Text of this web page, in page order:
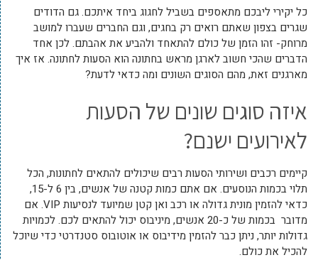
כל יקירי ליבכם מתאספים בשביל לחגוג ביחד איתכם. גם הדודים
שגרים בצפון שאתם רואים רק בחגים, וגם החברים שעברו למושב
מרוחק- זהו הזמן של כולם להתאחד ולהביע את אהבתם. לכן אחד
הדברים שהכי חשוב לארגן מראש בחתונה הוא הסעות לחתונה. אז איך
מארגנים זאת, מהם הסוגים השונים ומה כדאי לדעת?
איזה סוגים שונים של הסעות
לאירועים ישנם?
קיימים רכבים ושירותי הסעות רבים שיכולים להתאים לחתונות, הכל
תלוי בכמות הנוסעים. אם אתם כמות קטנה של אנשים, בין 6 ל-15,
כדאי להזמין מונית גדולה או רכב ואן קטן שמיועד לנסיעות VIP. אם
מדובר בכמות של כ-20 אנשים, מיניבוס יכול להתאים לכם. לכמויות
גדולות יותר, ניתן כבר להזמין מידיבוס או אוטובוס סטנדרטי כדי שיוכל
להכיל את כולם.